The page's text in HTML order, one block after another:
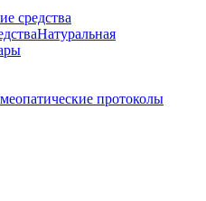
средства
Натуральная
протоколы